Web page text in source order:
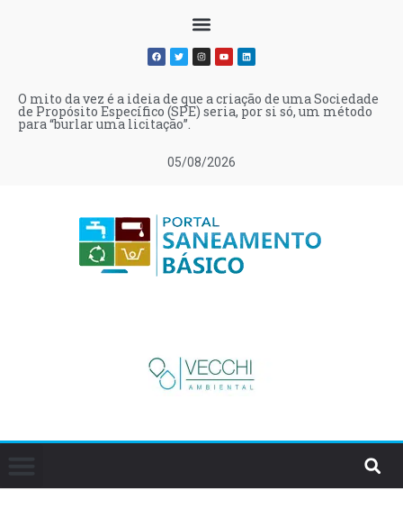
05/08/2026
O mito da vez é a ideia de que a criação de uma Sociedade
de Propósito Específico (SPE) seria, por si só, um método
para “burlar uma licitação”.